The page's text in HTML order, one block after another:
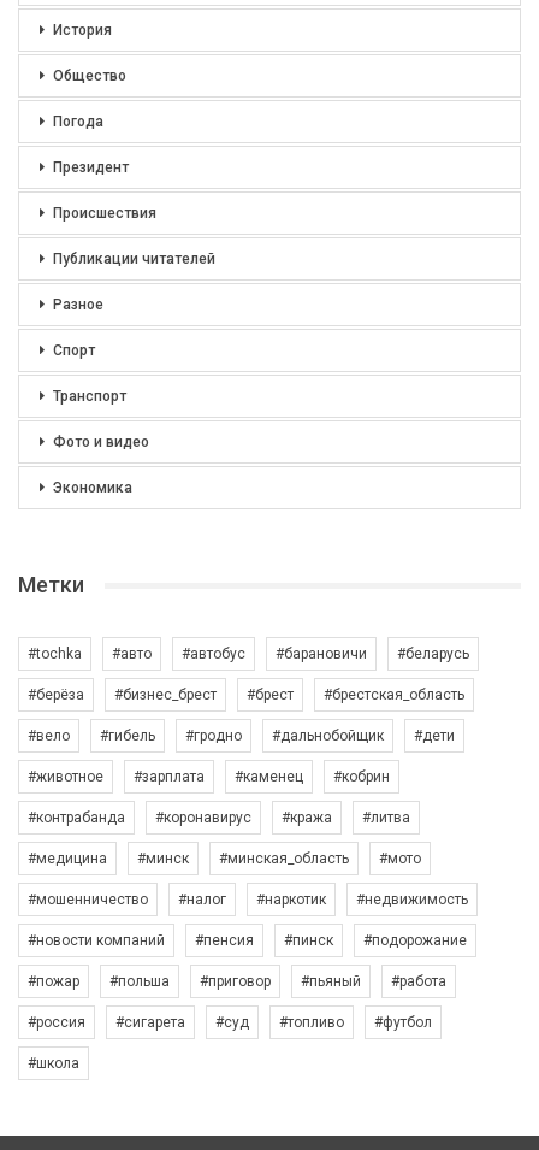
История
Общество
Погода
Президент
Происшествия
Публикации читателей
Разное
Спорт
Транспорт
Фото и видео
Экономика
Метки
#tochka #авто #автобус #барановичи #беларусь
#берёза #бизнес_брест #брест #брестская_область
#вело #гибель #гродно #дальнобойщик #дети
#животное #зарплата #каменец #кобрин
#контрабанда #коронавирус #кража #литва
#медицина #минск #минская_область #мото
#мошенничество #налог #наркотик #недвижимость
#новости компаний #пенсия #пинск #подорожание
#пожар #польша #приговор #пьяный #работа
#россия #сигарета #суд #топливо #футбол
#школа